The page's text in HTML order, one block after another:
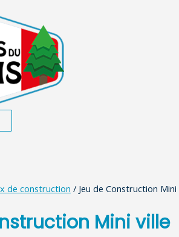
de construction / Jeu de Construction Mini
Mini ville